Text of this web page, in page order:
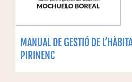
MANUAL DE GESTIÓ DE
PIRINENC